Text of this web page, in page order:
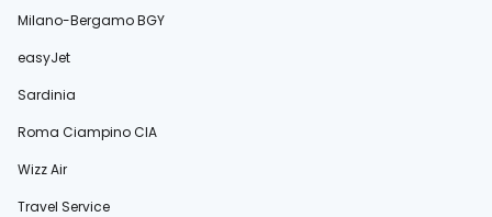
Milano-Bergamo BGY
easyJet
Sardinia
Roma Ciampino CIA
Wizz Air
Travel Service